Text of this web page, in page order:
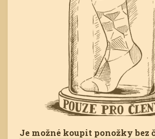
Je možné koupit ponožky bez